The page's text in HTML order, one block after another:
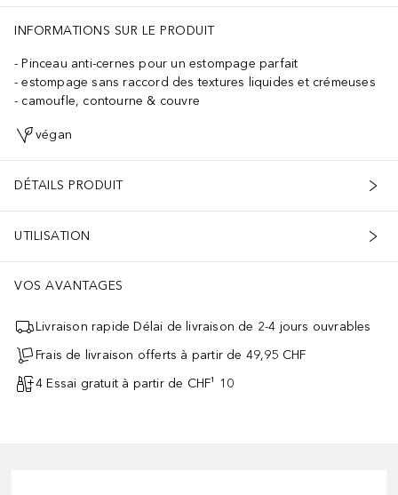
INFORMATIONS SUR LE PRODUIT
Pinceau anti-cernes pour un estompage parfait
estompage sans raccord des textures liquides et crémeuses
camoufle, contourne & couvre
végan
DÉTAILS PRODUIT
UTILISATION
VOS AVANTAGES
Livraison rapide Délai de livraison de 2-4 jours ouvrables
Frais de livraison offerts à partir de 49,95 CHF
4 Essai gratuit à partir de CHF¹ 10